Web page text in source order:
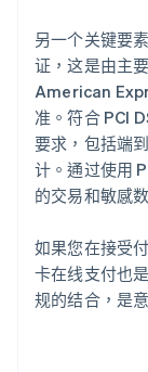
另一个关键要
证，这是由主
American
准。符合 PCI
要求，包括端
计。通过使用
的交易和敏感
如果您在接受
卡在线支付也
规的结合，是